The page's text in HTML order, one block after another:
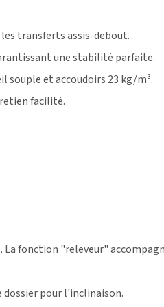
transferts assis-debout.
une stabilité parfaite.
souple et accoudoirs 23 kg/m³.
facilité.
fonction "releveur"
dossier pour l'inclinaison.